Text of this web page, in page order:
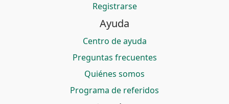
Registrarse
Ayuda
Centro de ayuda
Preguntas frecuentes
Quiénes somos
Programa de referidos